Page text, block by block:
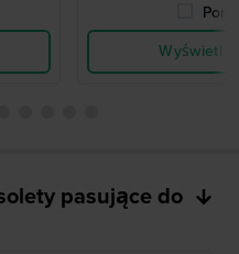
Wyświetl
pasujące do